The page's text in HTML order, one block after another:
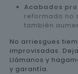
Acabados
reformado no
también
No arriesgues
improvisadas.
Llámanos y
y garantía.